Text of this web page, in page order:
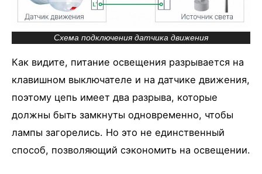
Схема подключения датчика движения
Как видите, питание освещения разрывается на
клавишном выключателе и на датчике движения,
поэтому цепь имеет два разрыва, которые
должны быть замкнуты одновременно, чтобы
лампы загорелись. Но это не единственный
способ, позволяющий сэкономить на освещении.